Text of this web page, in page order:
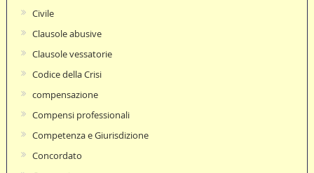
Civile
Clausole abusive
Clausole vessatorie
Codice della Crisi
compensazione
Compensi professionali
Competenza e Giurisdizione
Concordato